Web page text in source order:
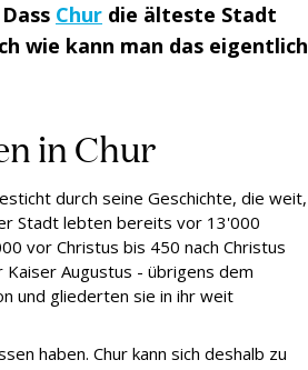
Chur die älteste Stadt
wie kann man das eigentlich
in Chur
durch seine Geschichte, die weit,
Stadt lebten bereits vor 13'000
vor Christus bis 450 nach Christus
Kaiser Augustus - übrigens dem
und gliederten sie in ihr weit
haben. Chur kann sich deshalb zu